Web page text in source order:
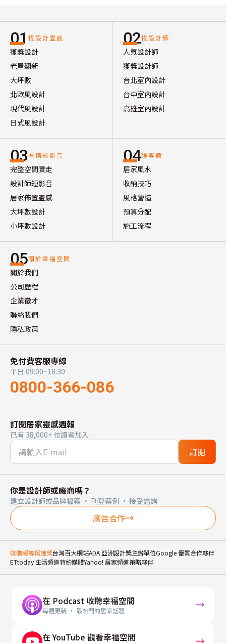
01 找設計靈感
獲獎設計
老屋翻新
大坪數
北歐風設計
現代風設計
日式風設計
02找設計師
人氣設計師
獲獎設計師
台北室內設計
台中室內設計
高雄室內設計
03看精彩影音
完整空間實走
設計師短影音
居家佈置靈感
大坪數設計
小坪數設計
04讀專欄
居家風水
收納技巧
風格營造
預算分配
施工流程
05關於幸福空間
關於我們
公司歷程
企業徵才
聯絡我們
隱私政策
免付費客服專線
平日 09:00~18:30
0800-366-086
訂閱居家靈感週報
已有 38,000+ 位讀者加入
訂閱
你是設計師或廠商嗎？
建立設計師或品牌檔案 · 刊登案例 · 接受諮詢
廣告合作
媒體報導與獲獎台灣百大網站ADA 亞洲設計獎主辦單位Google 優質合作夥伴
ETtoday 生活頻道特約媒體Yahoo! 居家頻道策略夥伴
在 Podcast 收聽幸福空間
每週更新 · 最熱門的居家話題
在 YouTube 觀看幸福空間